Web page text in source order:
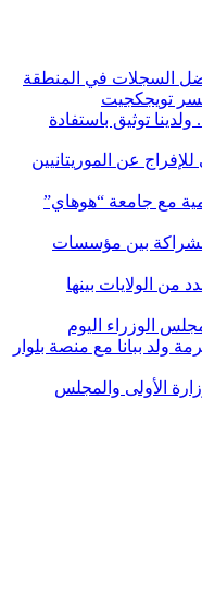
السجلات في المنطقة
تويجكجيت
توثيق باستفادة
عن الموريتانيين
مع جامعة “هوهاي”
الشراكة بين مؤسسات
من الولايات بينها
الوزراء اليوم
ولد ببانا مع منصة بلوار
الأولى والمجلس